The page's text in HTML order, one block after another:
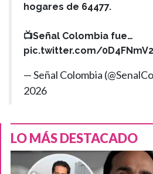
hogares de 64477.
📺Señal Colombia fue…
pic.twitter.com/
— Señal Colombia
2026
LO MÁS DESTACADO